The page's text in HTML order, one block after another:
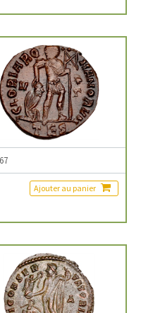
Ajouter au panier